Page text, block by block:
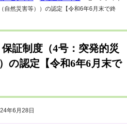
自然災害等））の認定【令和6年6月末で終
証制度（4号：突発的災
の認定【令和6年6月末で
年6月28日